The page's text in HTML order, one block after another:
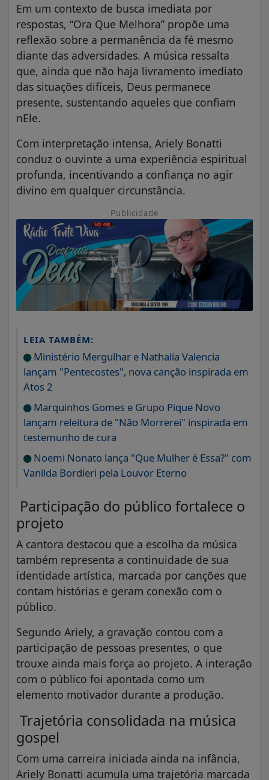
Em um contexto de busca imediata por
respostas, “Ora Que Melhora” propõe uma
reflexão sobre a permanência da fé mesmo
diante das adversidades. A música ressalta
que, ainda que não haja livramento imediato
das situações difíceis, Deus permanece
presente, sustentando aqueles que confiam
nEle.
Com interpretação intensa, Ariely Bonatti
conduz o ouvinte a uma experiência espiritual
profunda, incentivando a confiança no agir
divino em qualquer circunstância.
Publicidade
LEIA TAMBÉM:
Ministério Mergulhar e Nathalia Valencia
lançam "Pentecostes", nova canção inspirada em
Atos 2
Marquinhos Gomes e Grupo Pique Novo
lançam releitura de "Não Morrerei" inspirada em
testemunho de cura
Noemi Nonato lança "Que Mulher é Essa?" com
Vanilda Bordieri pela Louvor Eterno
Participação do público fortalece o
projeto
A cantora destacou que a escolha da música
também representa a continuidade de sua
identidade artística, marcada por canções que
contam histórias e geram conexão com o
público.
Segundo Ariely, a gravação contou com a
participação de pessoas presentes, o que
trouxe ainda mais força ao projeto. A interação
com o público foi apontada como um
elemento motivador durante a produção.
Trajetória consolidada na música
gospel
Com uma carreira iniciada ainda na infância,
Ariely Bonatti acumula uma trajetória marcada